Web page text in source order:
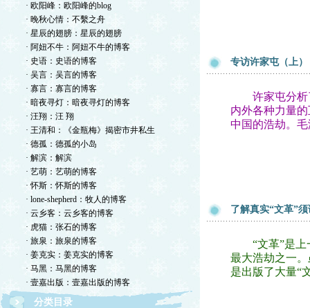
· 欧阳峰：欧阳峰的blog
· 晚秋心情：不繫之舟
· 星辰的翅膀：星辰的翅膀
· 阿妞不牛：阿妞不牛的博客
· 史语：史语的博客
· 吴言：吴言的博客
· 寡言：寡言的博客
· 暗夜寻灯：暗夜寻灯的博客
· 汪翔：汪 翔
· 王清和：《金瓶梅》揭密市井私生
· 德孤：德孤的小岛
· 解滨：解滨
· 艺萌：艺萌的博客
· 怀斯：怀斯的博客
· lone-shepherd：牧人的博客
· 云乡客：云乡客的博客
· 虎猫：张石的博客
· 旅泉：旅泉的博客
· 姜克实：姜克实的博客
· 马黑：马黑的博客
· 壹嘉出版：壹嘉出版的博客
分类目录
专访许家屯（上
许家屯分析了
内外各种力量
中国的浩劫。
了解真实“文革”
“文革”是上一
最大浩劫之一
是出版了大量“